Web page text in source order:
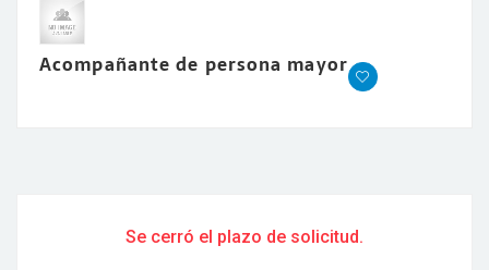
Acompañante de persona mayor
Se cerró el plazo de solicitud.